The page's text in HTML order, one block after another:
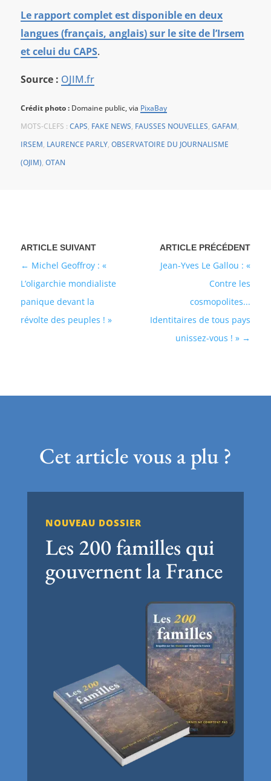
Le rapport complet est disponible en deux
langues (français, anglais) sur le site de l’Irsem
et celui du CAPS.
Source : OJIM.fr
Crédit photo :Domaine public, via PixaBay
MOTS-CLEFS : CAPS, FAKE NEWS, FAUSSES NOUVELLES, GAFAM,
IRSEM, LAURENCE PARLY, OBSERVATOIRE DU JOURNALISME
(OJIM), OTAN
Jean-Yves Le Gallou : «
Contre les
cosmopolites...
Identitaires de tous pays
unissez-vous ! »
Michel Geoffroy : «
L’oligarchie mondialiste
panique devant la
révolte des peuples ! »
Cet article vous a plu ?
NOUVEAU DOSSIER
Les 200 familles qui
gouvernent la France